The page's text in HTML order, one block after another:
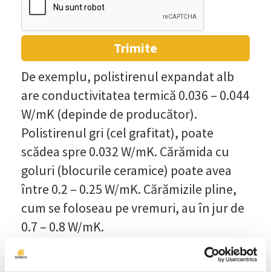
De exemplu, polistirenul expandat alb
are conductivitatea termică 0.036 – 0.044
W/mK (depinde de producător).
Polistirenul gri (cel grafitat), poate
scădea spre 0.032 W/mK. Cărămida cu
goluri (blocurile ceramice) poate avea
între 0.2 – 0.25 W/mK. Cărămizile pline,
cum se foloseau pe vremuri, au în jur de
0.7 – 0.8 W/mK.